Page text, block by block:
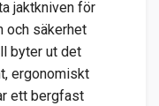
jaktkniven för
och säkerhet
byter ut det
ergonomiskt
ett bergfast